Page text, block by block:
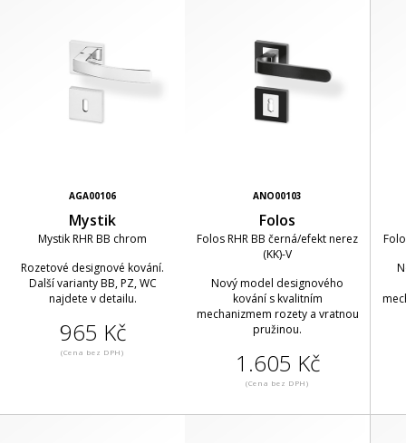
AGA00106
Mystik
Mystik RHR BB chrom
Rozetové designové kování.
Další varianty BB, PZ, WC
najdete v detailu.
965 Kč
(Cena bez DPH)
ANO00103
Folos
Folos RHR BB černá/efekt nerez
(KK)-V
Nový model designového
kování s kvalitním
mechanizmem rozety a vratnou
pružinou.
1.605 Kč
(Cena bez DPH)